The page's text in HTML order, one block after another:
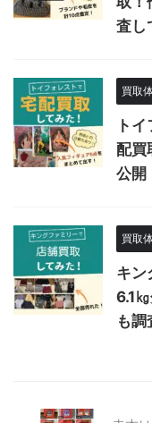
査し
買取
ト
配買
公開
買取
キン
6.1
も調